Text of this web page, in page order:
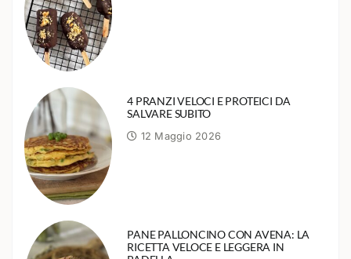
4 PRANZI VELOCI E PROTEICI DA
SALVARE SUBITO
12 Maggio 2026
PANE PALLONCINO CON AVENA: LA
RICETTA VELOCE E LEGGERA IN